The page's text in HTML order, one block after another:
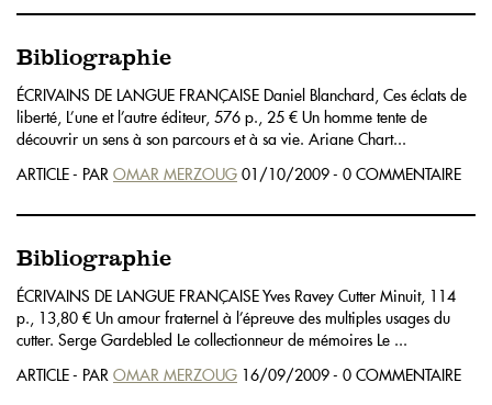
Bibliographie
ÉCRIVAINS DE LANGUE FRANÇAISE Daniel Blanchard, Ces éclats de
liberté, L’une et l’autre éditeur, 576 p., 25 € Un homme tente de
découvrir un sens à son parcours et à sa vie. Ariane Chart...
ARTICLE - PAR OMAR MERZOUG 01/10/2009 - 0 COMMENTAIRE
Bibliographie
ÉCRIVAINS DE LANGUE FRANÇAISE Yves Ravey Cutter Minuit, 114
p., 13,80 € Un amour fraternel à l’épreuve des multiples usages du
cutter. Serge Gardebled Le collectionneur de mémoires Le ...
ARTICLE - PAR OMAR MERZOUG 16/09/2009 - 0 COMMENTAIRE